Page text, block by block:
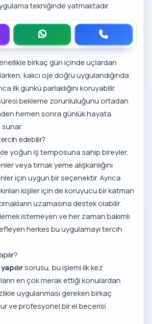
tekniğinde yatmaktadır.
birkaç gün içinde uçlardan
kalıcı oje doğru uygulandığında
ilk günkü parlaklığını koruyabilir.
bekleme zorunluluğunu ortadan
hemen sonra günlük hayata
edebilir?
yoğun iş temposuna sahip bireyler,
veya tırnak yeme alışkanlığını
için uygun bir seçenektir. Ayrıca
kişiler için de koruyucu bir katman
uzamasına destek olabilir.
istemeyen ve her zaman bakımlı
herkes bu uygulamayı tercih
sorusu, bu işlemi ilk kez
en çok merak ettiği konulardan
uygulanması gereken birkaç
ve profesyonel bir el becerisi